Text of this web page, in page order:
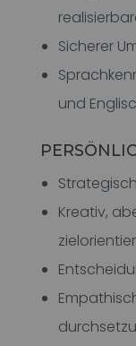
Sicherer
und
Kreativ,